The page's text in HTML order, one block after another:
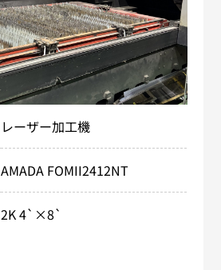
レーザー加工機
AMADA FOMII2412NT
2K 4`×8`